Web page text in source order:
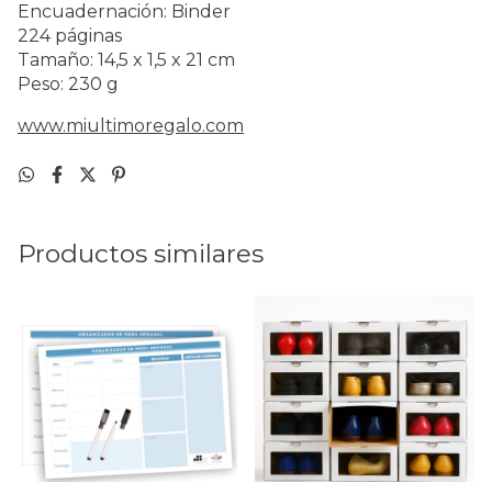
Encuadernación: Binder
224 páginas
Tamaño: 14,5 x 1,5 x 21 cm
Peso: 230 g
www.miultimoregalo.com
Productos similares